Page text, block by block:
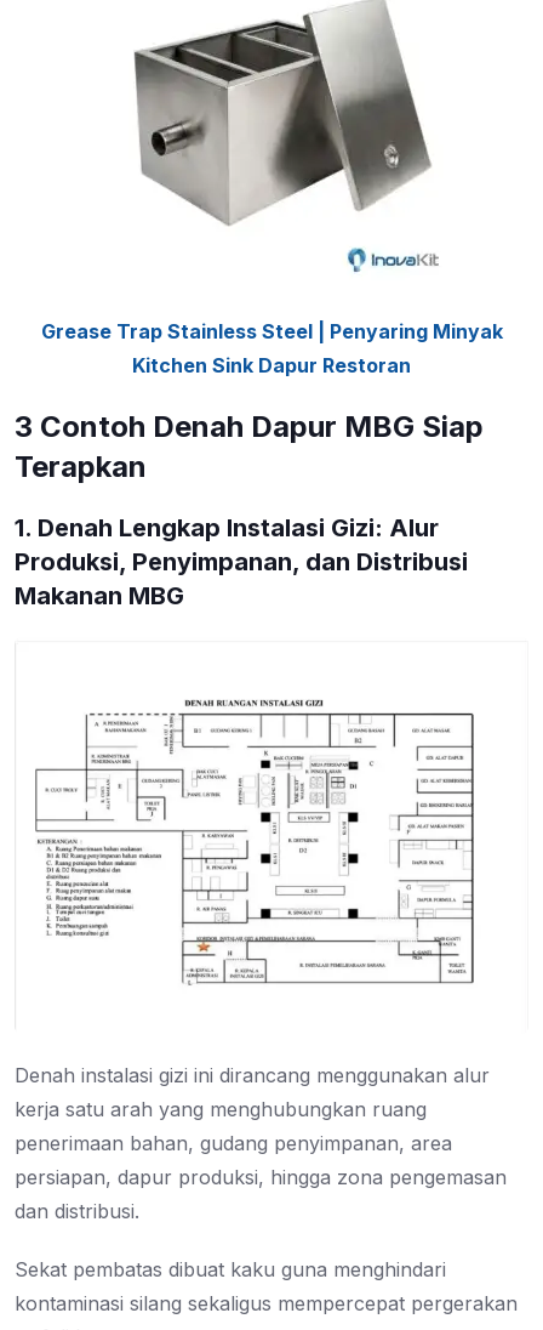
Grease Trap Stainless Steel | Penyaring Minyak
Kitchen Sink Dapur Restoran
3 Contoh Denah Dapur MBG Siap
Terapkan
1. Denah Lengkap Instalasi Gizi: Alur
Produksi, Penyimpanan, dan Distribusi
Makanan MBG
Denah instalasi gizi ini dirancang menggunakan alur
kerja satu arah yang menghubungkan ruang
penerimaan bahan, gudang penyimpanan, area
persiapan, dapur produksi, hingga zona pengemasan
dan distribusi.
Sekat pembatas dibuat kaku guna menghindari
kontaminasi silang sekaligus mempercepat pergerakan